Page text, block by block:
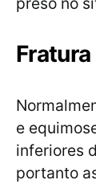
e
inferiores
portanto